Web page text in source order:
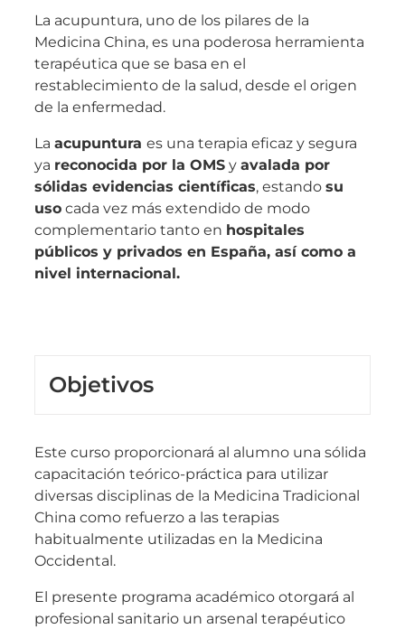
La acupuntura, uno de los pilares de la
Medicina China, es una poderosa herramienta
terapéutica que se basa en el
restablecimiento de la salud, desde el origen
de la enfermedad.
La acupuntura es una terapia eficaz y segura
ya reconocida por la OMS y avalada por
sólidas evidencias científicas, estando su
uso cada vez más extendido de modo
complementario tanto en hospitales
públicos y privados en España, así como a
nivel internacional.
Objetivos
Este curso proporcionará al alumno una sólida
capacitación teórico-práctica para utilizar
diversas disciplinas de la Medicina Tradicional
China como refuerzo a las terapias
habitualmente utilizadas en la Medicina
Occidental.
El presente programa académico otorgará al
profesional sanitario un arsenal terapéutico